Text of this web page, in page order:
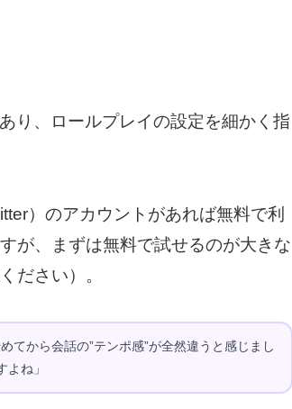
り、ロールプレイの設定を細かく指
）のアカウントがあれば無料で利
が、まずは無料で試せるのが大きな
ださい）。
てから会話の”テンポ感”が全然違うと感じまし
ね」